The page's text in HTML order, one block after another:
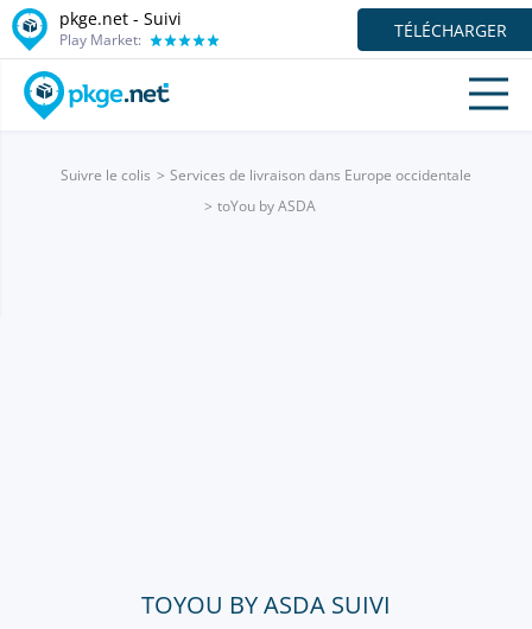
pkge.net - Suivi
Play Market: TÉLÉCHARGER
Suivre le colis
Services de livraison dans Europe occidentale
toYou by ASDA
TOYOU BY ASDA SUIVI